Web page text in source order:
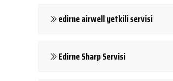
edirne airwell yetkili servisi
Edirne Sharp Servisi